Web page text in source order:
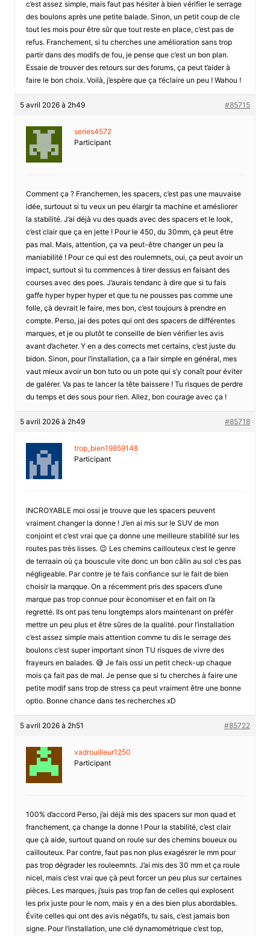
c’est assez simple, mais faut pas hésiter à bien vérifier le serrage
des boulons après une petite balade. Sinon, un petit coup de cle
tout les mois pour être sûr que tout reste en place, c’est pas de
refus. Franchement, si tu cherches une amélioration sans trop
partir dans des modifs de fou, je pense que c’est un bon plan.
Essaie de trouver des retours sur des forums, ça peut t’aider à
faire le bon choix. Voilà, j’espère que ça t’éclaire un peu ! Wahou !
5 avril 2026 à 2h49 #85715
series4572
Participant
Comment ça ? Franchemen, les spacers, c’est pas une mauvaise
idée, surtouut si tu veux un peu élargir ta machine et amésliorer
la stabilité. J’ai déjà vu des quads avec des spacers et le look,
c’est clair que ça en jette ! Pour le 450, du 30mm, çà peut être
pas mal. Mais, attention, ça va peut-être changer un peu la
maniabilité ! Pour ce qui est des roulemnets, oui, ça peut avoir un
impact, surtout si tu commences à tirer dessus en faisant des
courses avec des poes. J’aurais tendanc à dire que si tu fais
gaffe hyper hyper hyper et que tu ne pousses pas comme une
folle, çà devrait le faire, mes bon, c’est toujours à prendre en
compte. Perso, jai des potes qui ont des spacers de différentes
marques, et je ou plutôt te conseille de bien vérifier les avis
avant d’acheter. Y en a des corrects met certains, c’est juste du
bidon. Sinon, pour l’installation, ça a l’air simple en général, mes
vaut mieux avoir un bon tuto ou un pote qui s’y conaît pour éviter
de galérer. Va pas te lancer la tête baissere ! Tu risques de perdre
du temps et des sous pour rien. Allez, bon courage avec ça !
5 avril 2026 à 2h49 #85718
trop_bien19859148
Participant
INCROYABLE moi ossi je trouve que les spacers peuvent
vraiment changer la donne ! J’en ai mis sur le SUV de mon
conjoint et c’est vrai que ça donne une meilleure stabilité sur les
routes pas très lisses. 😉 Les chemins caillouteux c’est le genre
de terraain où ça bouscule vite donc un bon câlin au sol c’es pas
négligeable. Par contre je te fais confiance sur le fait de bien
choisir la marqque. On a récemment pris des spacers d’une
marque pas trop connue pour èconomiser et en fait on l’a
regretté. Ils ont pas tenu longtemps alors maintenant on préfèr
mettre un peu plus et être sûres de la qualité. pour l’installation
c’est assez simple mais attention comme tu dis le serrage des
boulons c’est super important sinon TU risques de vivre des
frayeurs en balades. 😅 Je fais ossi un petit check-up chaque
mois ça fait pas de mal. Je pense que si tu cherches à faire une
petite modif sans trop de stress ça peut vraiment être une bonne
optio. Bonne chance dans tes recherches xD
5 avril 2026 à 2h51 #85722
vadrouilleur1250
Participant
100% d’accord Perso, j’ai déjà mis des spacers sur mon quad et
franchement, ça change la donne ! Pour la stabilité, c’est clair
que çà aide, surtout quand on roule sur des chemins boueux ou
caillouteux. Par contre, faut pas non plus exagésrer le mm pour
pas trop dégrader les rouleemnts. J’ai mis des 30 mm et ça roule
nicel, mais c’est vrai que çà peut forcer un peu plus sur certaines
pièces. Les marques, j’suis pas trop fan de celles qui explosent
les prix juste pour le nom, mais y en a des bien plus abordables.
Évite celles qui ont des avis négatifs, tu sais, c’est jamais bon
signe. Pour l’installation, une clé dynamométrique c’est top,